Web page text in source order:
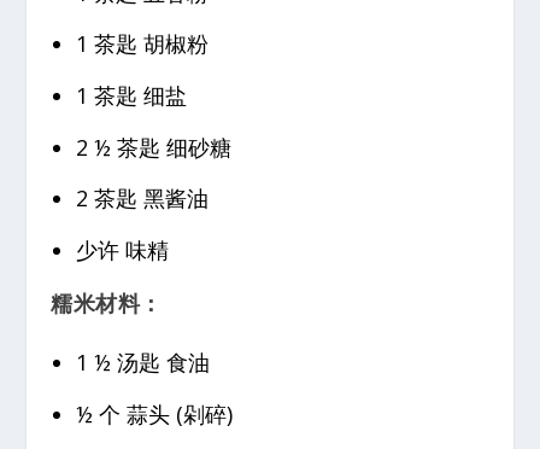
1 茶匙 胡椒粉
1 茶匙 细盐
2 ½ 茶匙 细砂糖
2 茶匙 黑酱油
少许 味精
糯米材料：
1 ½ 汤匙 食油
½ 个 蒜头 (剁碎)